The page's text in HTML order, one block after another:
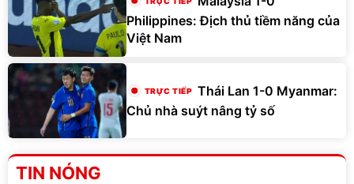
Philippines: Địch thủ tiềm năng của
Việt Nam
Thái Lan 1-0 Myanmar:
Chủ nhà suýt nâng tỷ số
TIN NÓNG